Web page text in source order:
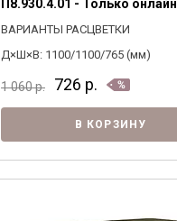
П8.930.4.01 - Только онлайн
ВАРИАНТЫ РАСЦВЕТКИ
Д×Ш×В: 1100/1100/765 (мм)
1 060р. 726 р.
В КОРЗИНУ